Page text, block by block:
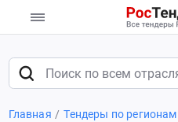
Главная Тендеры по регионам